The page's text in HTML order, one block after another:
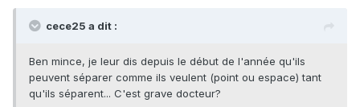
cece25 a dit :
Ben mince, je leur dis depuis le début de l'année qu'ils
peuvent séparer comme ils veulent (point ou espace) tant
qu'ils séparent... C'est grave docteur?